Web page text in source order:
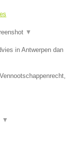
▼
in Antwerpen dan
▼